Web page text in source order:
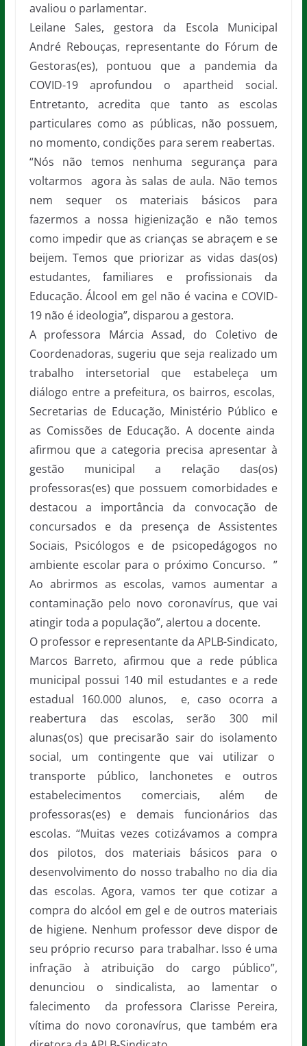
avaliou o parlamentar.
Leilane Sales, gestora da Escola Municipal
André Rebouças, representante do Fórum de
Gestoras(es), pontuou que a pandemia da
COVID-19 aprofundou o apartheid social.
Entretanto, acredita que tanto as escolas
particulares como as públicas, não possuem,
no momento, condições para serem reabertas.
“Nós não temos nenhuma segurança para
voltarmos agora às salas de aula. Não temos
nem sequer os materiais básicos para
fazermos a nossa higienização e não temos
como impedir que as crianças se abraçem e se
beijem. Temos que priorizar as vidas das(os)
estudantes, familiares e profissionais da
Educação. Álcool em gel não é vacina e COVID-
19 não é ideologia”, disparou a gestora.
A professora Márcia Assad, do Coletivo de
Coordenadoras, sugeriu que seja realizado um
trabalho intersetorial que estabeleça um
diálogo entre a prefeitura, os bairros, escolas,
Secretarias de Educação, Ministério Público e
as Comissões de Educação. A docente ainda
afirmou que a categoria precisa apresentar à
gestão municipal a relação das(os)
professoras(es) que possuem comorbidades e
destacou a importância da convocação de
concursados e da presença de Assistentes
Sociais, Psicólogos e de psicopedágogos no
ambiente escolar para o próximo Concurso. ”
Ao abrirmos as escolas, vamos aumentar a
contaminação pelo novo coronavírus, que vai
atingir toda a população”, alertou a docente.
O professor e representante da APLB-Sindicato,
Marcos Barreto, afirmou que a rede pública
municipal possui 140 mil estudantes e a rede
estadual 160.000 alunos, e, caso ocorra a
reabertura das escolas, serão 300 mil
alunas(os) que precisarão sair do isolamento
social, um contingente que vai utilizar o
transporte público, lanchonetes e outros
estabelecimentos comerciais, além de
professoras(es) e demais funcionários das
escolas. “Muitas vezes cotizávamos a compra
dos pilotos, dos materiais básicos para o
desenvolvimento do nosso trabalho no dia dia
das escolas. Agora, vamos ter que cotizar a
compra do alcóol em gel e de outros materiais
de higiene. Nenhum professor deve dispor de
seu próprio recurso para trabalhar. Isso é uma
infração à atribuição do cargo público”,
denunciou o sindicalista, ao lamentar o
falecimento da professora Clarisse Pereira,
vítima do novo coronavírus, que também era